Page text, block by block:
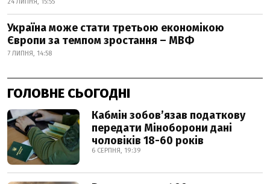
Україна може стати третьою економікою
Європи за темпом зростання – МВФ
7 ЛИПНЯ, 14:58
ГОЛОВНЕ СЬОГОДНІ
Кабмін зобовʼязав податкову
передати Міноборони дані
чоловіків 18-60 років
6 СЕРПНЯ, 19:39